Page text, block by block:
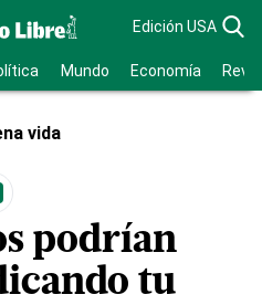
Edición USA
Mundo Economía
vida
podrían
tu